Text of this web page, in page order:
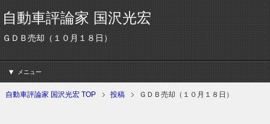
自動車評論家 国沢光宏
ＧＤＢ売却（１０月１８日）
メニュー
自動車評論家 国沢光宏 TOP 投稿 ＧＤＢ売却（１０月１８日）